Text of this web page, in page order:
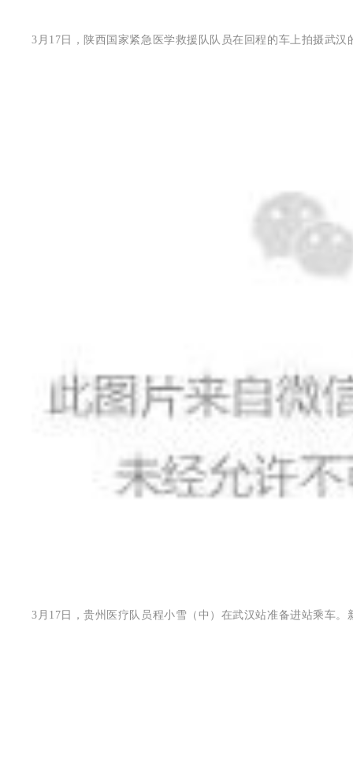
3月17日，陕西国家紧急医学救援队队员在回程的车上拍摄武
3月17日，贵州医疗队员程小雪（中）在武汉站准备进站乘车。